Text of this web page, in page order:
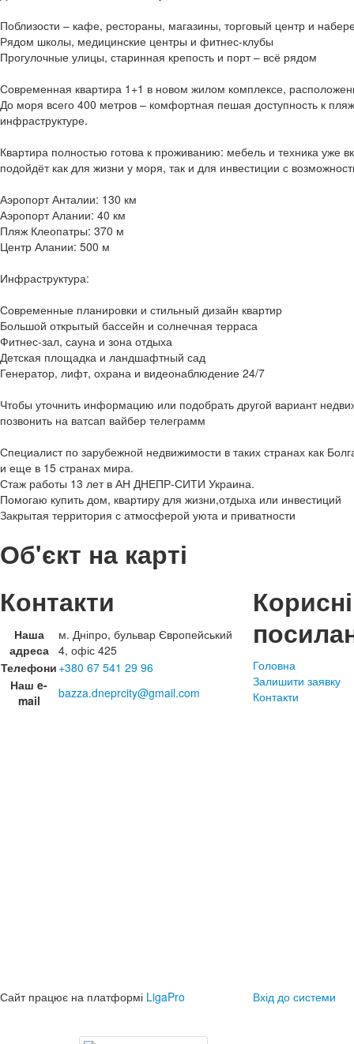
Поблизости – кафе, рестораны, магазины, торговый центр и
Рядом школы, медицинские центры и фитнес-клубы
Прогулочные улицы, старинная крепость и порт – всё рядом
Современная квартира 1+1 в новом жилом комплексе,
До моря всего 400 метров – комфортная пешая доступность к
инфраструктуре.
Квартира полностью готова к проживанию: мебель и техника уже
подойдёт как для жизни у моря, так и для инвестиции с
Аэропорт Анталии: 130 км
Аэропорт Алании: 40 км
Пляж Клеопатры: 370 м
Центр Алании: 500 м
Инфраструктура:
Современные планировки и стильный дизайн квартир
Большой открытый бассейн и солнечная терраса
Фитнес-зал, сауна и зона отдыха
Детская площадка и ландшафтный сад
Генератор, лифт, охрана и видеонаблюдение 24/7
Чтобы уточнить информацию или подобрать другой вариант
позвонить на ватсап вайбер телеграмм
Специалист по зарубежной недвижимости в таких странах как
и еще в 15 странах мира.
Стаж работы 13 лет в АН ДНЕПР-СИТИ Украина.
Помогаю купить дом, квартиру для жизни,отдыха или инвестиций
Закрытая территория с атмосферой уюта и приватности
Об'єкт на карті
Контакти
Наша
адреса
м. Дніпро, бульвар Європейський
4, офіс 425
Телефони +380 67 541 29 96
Наш e-
mail
bazza.dneprcity@gmail.com
Корисні
Головна
Залишити заявку
Контакти
Сайт працює на платформі LigaPro Вхід до системи